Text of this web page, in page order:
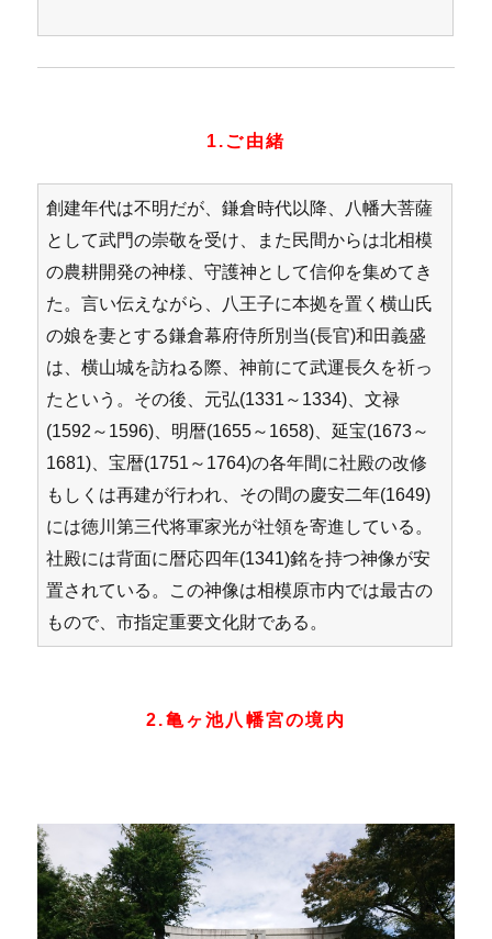
1.ご由緒
創建年代は不明だが、鎌倉時代以降、八幡大菩薩
として武門の崇敬を受け、また民間からは北相模
の農耕開発の神様、守護神として信仰を集めてき
た。言い伝えながら、八王子に本拠を置く横山氏
の娘を妻とする鎌倉幕府侍所別当(長官)和田義盛
は、横山城を訪ねる際、神前にて武運長久を祈っ
たという。その後、元弘(1331～1334)、文禄
(1592～1596)、明暦(1655～1658)、延宝(1673～
1681)、宝暦(1751～1764)の各年間に社殿の改修
もしくは再建が行われ、その間の慶安二年(1649)
には徳川第三代将軍家光が社領を寄進している。
社殿には背面に暦応四年(1341)銘を持つ神像が安
置されている。この神像は相模原市内では最古の
もので、市指定重要文化財である。
2.亀ヶ池八幡宮の境内